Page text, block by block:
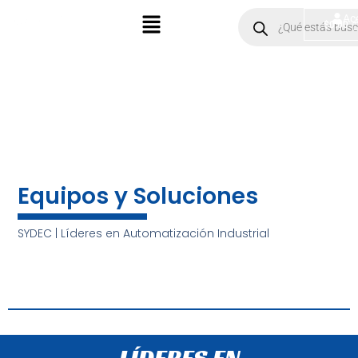
Menú
search
$0.00
Equipos y Soluciones
SYDEC | Líderes en Automatización Industrial